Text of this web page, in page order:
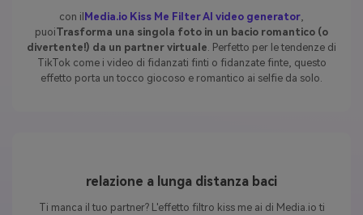
con il Media.io Kiss Me Filter AI video generator,
puoiTrasforma una singola foto in un bacio romantico (o
divertente!) da un partner virtuale. Perfetto per le tendenze di
TikTok come i video di fidanzati finti o fidanzate finte, questo
effetto porta un tocco giocoso e romantico ai selfie da solo.
relazione a lunga distanza baci
Ti manca il tuo partner? L'effetto filtro kiss me ai di Media.io ti